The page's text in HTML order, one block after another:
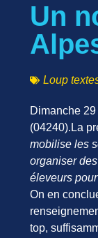
Un
Loup
Dimanche
(04240).La
mobilise les
organiser
éleveurs
On en
top,